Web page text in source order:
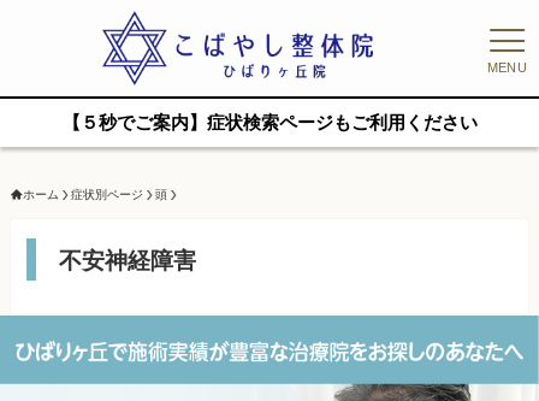
MENU
【５秒でご案内】症状検索ページもご利用ください
ホーム 症状別ページ 頭
不安神経障害